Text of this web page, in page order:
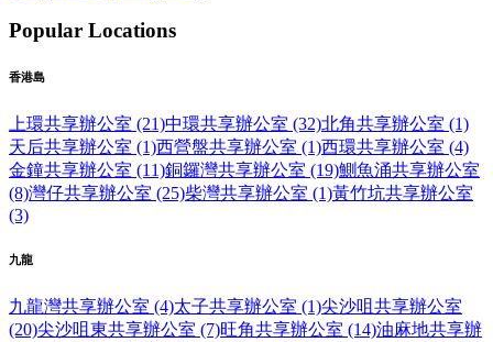
Popular Locations
香港島
上環共享辦公室 (21)中環共享辦公室 (32)北角共享辦公室 (1)
天后共享辦公室 (1)西營盤共享辦公室 (1)西環共享辦公室 (4)
金鐘共享辦公室 (11)銅鑼灣共享辦公室 (19)鰂魚涌共享辦公室
(8)灣仔共享辦公室 (25)柴灣共享辦公室 (1)黃竹坑共享辦公室
(3)
九龍
九龍灣共享辦公室 (4)太子共享辦公室 (1)尖沙咀共享辦公室
(20)尖沙咀東共享辦公室 (7)旺角共享辦公室 (14)油麻地共享辦